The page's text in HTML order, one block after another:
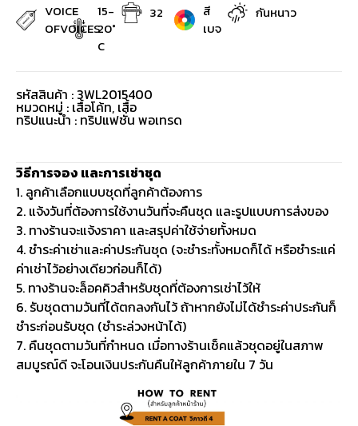
VOICE
OFVOICES
15-
20°
C
32
สี
เบจ
กันหนาว
รหัสสินค้า : 3WL2015400
หมวดหมู่ : เสื้อโค้ท, เสื้อ
ทริปแนะนำ : ทริปแฟชั่น พอเทรด
วิธีการจอง และการเช่าชุด
1. ลูกค้าเลือกแบบชุดที่ลูกค้าต้องการ
2. แจ้งวันที่ต้องการใช้งานวันที่จะคืนชุด และรูปแบบการส่งของ
3. ทางร้านจะแจ้งราคา และสรุปค่าใช้จ่ายทั้งหมด
4. ชำระค่าเช่าและค่าประกันชุด (จะชำระทั้งหมดก็ได้ หรือชำระแค่
ค่าเช่าไว้อย่างเดียวก่อนก็ได้)
5. ทางร้านจะล็อคคิวสำหรับชุดที่ต้องการเช่าไว้ให้
6. รับชุดตามวันที่ได้ตกลงกันไว้ ถ้าหากยังไม่ได้ชำระค่าประกันก็
ชำระก่อนรับชุด (ชำระล่วงหน้าได้)
7. คืนชุดตามวันที่กำหนด เมื่อทางร้านเช็คแล้วชุดอยู่ในสภาพ
สมบูรณ์ดี จะโอนเงินประกันคืนให้ลูกค้าภายใน 7 วัน